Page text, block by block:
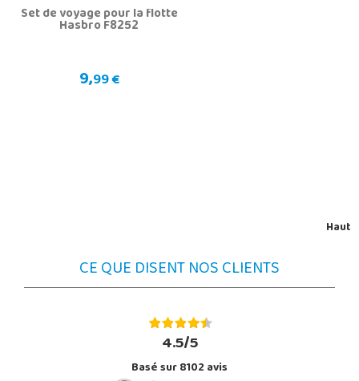
Set de voyage pour la flotte
Hasbro F8252
9,99 €
Haut
CE QUE DISENT NOS CLIENTS
4.5/5
Basé sur 8102 avis